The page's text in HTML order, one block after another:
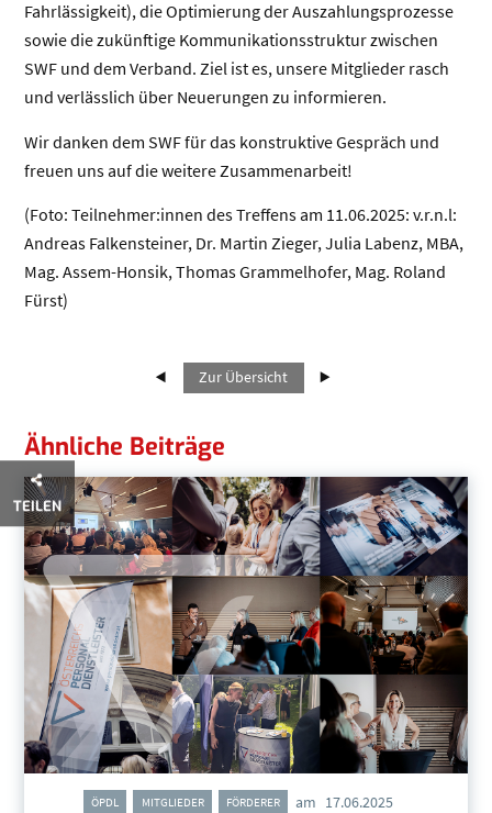
Fahrlässigkeit), die Optimierung der Auszahlungsprozesse
sowie die zukünftige Kommunikationsstruktur zwischen
SWF und dem Verband. Ziel ist es, unsere Mitglieder rasch
und verlässlich über Neuerungen zu informieren.
Wir danken dem SWF für das konstruktive Gespräch und
freuen uns auf die weitere Zusammenarbeit!
(Foto: Teilnehmer:innen des Treffens am 11.06.2025: v.r.n.l:
Andreas Falkensteiner, Dr. Martin Zieger, Julia Labenz, MBA,
Mag. Assem-Honsik, Thomas Grammelhofer, Mag. Roland
Fürst)
Zur Übersicht
Ähnliche Beiträge
ÖPDL MITGLIEDER FÖRDERER am 17.06.2025
TEILEN